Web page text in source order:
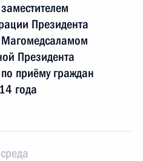
Президента
Президента
приёму граждан
года